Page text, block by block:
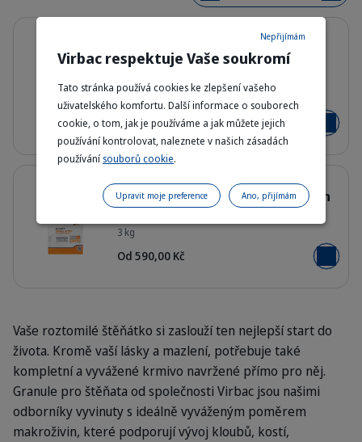
HQ_HPM_Packaging-without-
Puppy Large & Medium Dog –
Granule pro štěňata velkých a
středních plemen
3 kg - 12 kg
Od 590,00 Kč
Podrobnosti
Přidat
Puppy Small & Toy Dog – Granule
pro štěňata malých a toy plemen
3 kg
Od 590,00 Kč Přidat
Vaše roztomilé štěňátko si zaslouží ten nejlepší start do
života. Kromě vaší lásky a mazlení, potřebuje také
kompletní a vyvážené krmivo navržené přímo pro něj.
Granule pro štěňata od společnosti Virbac jsou našimi
odborníky vyvinuty s ideálně vyváženým poměrem
makroživin, které podporují vývoj kloubů, kostí,
Virbac respektuje Vaše soukromí
Tato stránka používá cookies ke zlepšení vašeho
uživatelského komfortu. Další informace o souborech
cookie, o tom, jak je používáme a jak můžete jejich
používání kontrolovat, naleznete v našich zásadách
používání souborů cookie.
Nepřijímám
Ano, přijímám
Upravit moje preference